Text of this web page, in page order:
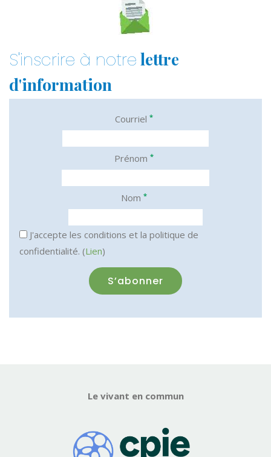
S'inscrire à notrelettre
d'information
Courriel *
Prénom *
Nom *
J'accepte les conditions et la politique de
confidentialité. (Lien)
Le vivant en commun